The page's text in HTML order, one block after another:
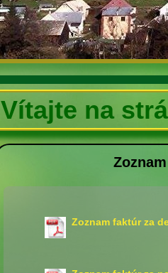
Vítajte na
Zoznam faktúr za